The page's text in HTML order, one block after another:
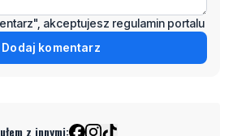
akceptujesz regulamin portalu
Dodaj komentarz
z innymi: